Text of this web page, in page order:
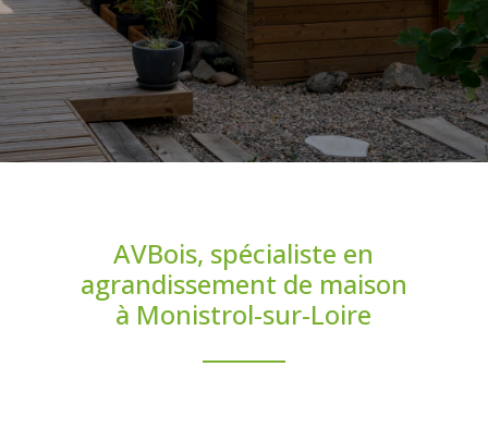
AVBois, spécialiste en
agrandissement de maison
à Monistrol-sur-Loire